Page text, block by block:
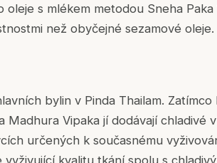
oleje s mlékem metodou Sneha
než obyčejné sezamové oleje.
bylin v Pinda Thailam.
Madhura Vipaka jí dodávají chladivé
určených k současnému
vyživující kvalitu tkání spolu s